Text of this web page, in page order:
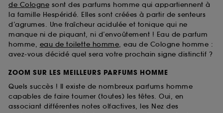
de Cologne sont des parfums homme qui appartiennent à
la famille Hespéridé. Elles sont créées à partir de senteurs
d’agrumes. Une fraîcheur acidulée et tonique qui ne
manque ni de piquant, ni d’envoûtement ! Eau de parfum
homme, eau de toilette homme, eau de Cologne homme :
avez-vous décidé quel sera votre prochain signe distinctif ?
ZOOM SUR LES MEILLEURS PARFUMS HOMME
Quels succès ! Il existe de nombreux parfums homme
capables de faire tourner (toutes) les têtes. Oui, en
associant différentes notes olfactives, les Nez des